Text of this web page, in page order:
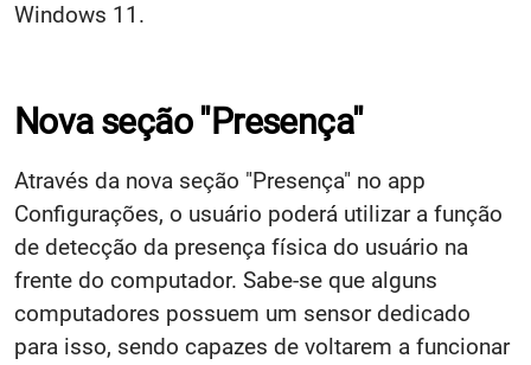
Windows 11.
Nova seção "Presença"
Através da nova seção "Presença" no app
Configurações, o usuário poderá utilizar a função
de detecção da presença física do usuário na
frente do computador. Sabe-se que alguns
computadores possuem um sensor dedicado
para isso, sendo capazes de voltarem a funcionar